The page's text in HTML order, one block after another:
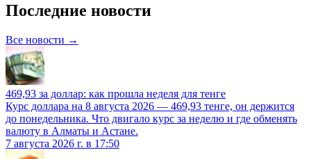
Последние новости
Все новости →
469,93 за доллар: как прошла неделя для тенге
Курс доллара на 8 августа 2026 — 469,93 тенге, он держится
до понедельника. Что двигало курс за неделю и где обменять
валюту в Алматы и Астане.
7 августа 2026 г. в 17:50